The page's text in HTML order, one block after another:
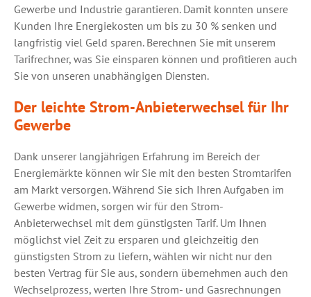
Gewerbe und Industrie garantieren. Damit konnten unsere
Kunden Ihre Energiekosten um bis zu 30 % senken und
langfristig viel Geld sparen. Berechnen Sie mit unserem
Tarifrechner, was Sie einsparen können und profitieren auch
Sie von unseren unabhängigen Diensten.
Der leichte Strom-Anbieterwechsel für Ihr
Gewerbe
Dank unserer langjährigen Erfahrung im Bereich der
Energiemärkte können wir Sie mit den besten Stromtarifen
am Markt versorgen. Während Sie sich Ihren Aufgaben im
Gewerbe widmen, sorgen wir für den Strom-
Anbieterwechsel mit dem günstigsten Tarif. Um Ihnen
möglichst viel Zeit zu ersparen und gleichzeitig den
günstigsten Strom zu liefern, wählen wir nicht nur den
besten Vertrag für Sie aus, sondern übernehmen auch den
Wechselprozess, werten Ihre Strom- und Gasrechnungen